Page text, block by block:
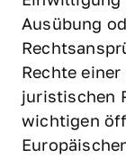
Ausübung
Rechte
juristischen
wichtigen